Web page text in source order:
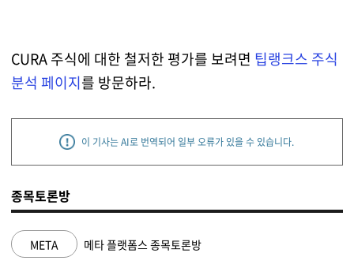
CURA 주식에 대한 철저한 평가를 보려면 팁랭크스 주식
분석 페이지를 방문하라.
이 기사는 AI로 번역되어 일부 오류가 있을 수 있습니다.
종목토론방
NVDA 엔비디아 종목토론방